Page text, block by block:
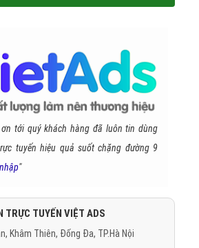
tới quý khách hàng đã luôn tin dùng
tuyến hiệu quả suốt chặng đường 9
"
TRỰC TUYẾN VIỆT ADS
Khâm Thiên, Đống Đa, TP.Hà Nội